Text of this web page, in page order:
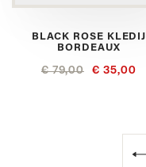
BLACK ROSE KLEDIJ
BORDEAUX
€ 79,00 € 35,00